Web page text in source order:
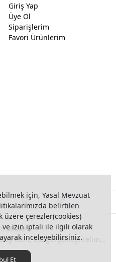
için, Yasal Mevzuat
belirtilen
üzere çerezler(cookies)
ve izin iptali ile ilgili olarak
inceleyebilirsiniz.
Et
Giriş Yap
Üye Ol
Siparişlerim
Favori Ürünlerim
edin, biz gerçekleştirelim...